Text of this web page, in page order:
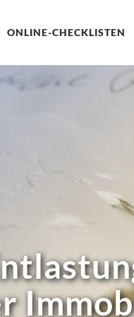
ONLINE-CHECKLISTEN